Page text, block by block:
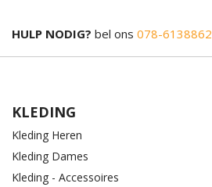
HULP NODIG? bel ons 078-6138862
KLEDING
Kleding Heren
Kleding Dames
Kleding - Accessoires